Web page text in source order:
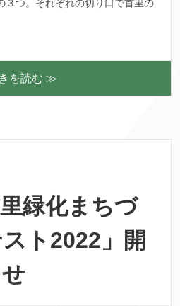
３つ。それぞれの切り口で首里の
を読む ≫
里緑化まちづ
ト2022」開